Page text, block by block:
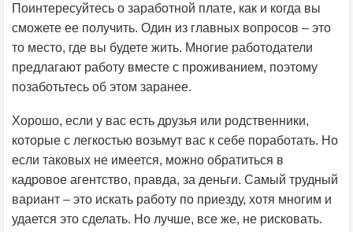
Поинтересуйтесь о заработной плате, как и когда вы
сможете ее получить. Один из главных вопросов – это
то место, где вы будете жить. Многие работодатели
предлагают работу вместе с проживанием, поэтому
позаботьтесь об этом заранее.
Хорошо, если у вас есть друзья или родственники,
которые с легкостью возьмут вас к себе поработать. Но
если таковых не имеется, можно обратиться в
кадровое агентство, правда, за деньги. Самый трудный
вариант – это искать работу по приезду, хотя многим и
удается это сделать. Но лучше, все же, не рисковать.